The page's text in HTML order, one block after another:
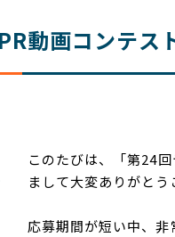
動画コンテス
このたびは、「第24
まして大変ありがとう
応募期間が短い中、